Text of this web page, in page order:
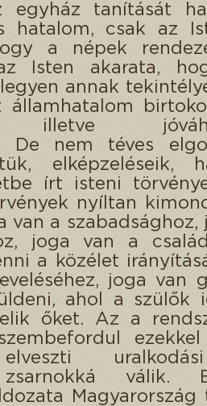
egyház tanítását
hatalom, csak az
a népek
Isten akarata,
annak
államhatalom
illetve
De nem téves
elképzeléseik,
írt isteni
nyíltan
van a szabadsághoz,
joga van a
a közélet
joga van
ahol a szülők
őket. Az a
elveszti
zsarnokká válik.